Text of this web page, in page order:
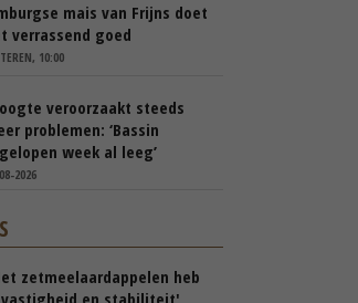
mais van Frijns doet
verrassend goed
10:00
veroorzaakt steeds
problemen: ‘Bassin
week al leeg’
2026
zetmeelaardappelen heb
en stabiliteit'